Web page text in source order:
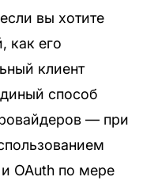
вы хотите
как его
клиент
способ
— при
OAuth по мере